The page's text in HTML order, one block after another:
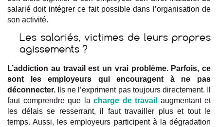
salarié doit intégrer ce fait possible dans l’organisation de
son activité.
Les salariés, victimes de leurs propres
agissements ?
L’addiction au travail est un vrai problème. Parfois, ce
sont les employeurs qui encouragent à ne pas
déconnecter. Ils ne l’expriment pas toujours directement. Il
faut comprendre que la charge de travail
augmentant et
les délais se resserrant, il faut travailler plus et tout le
temps. Aussi, les employeurs participent à la dégradation